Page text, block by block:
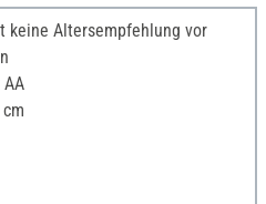
keine Altersempfehlung vor